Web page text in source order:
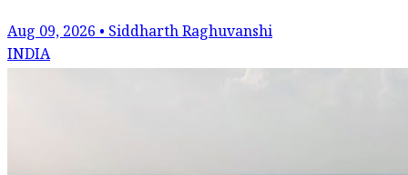
Aug 09, 2026 • Siddharth Raghuvanshi
INDIA